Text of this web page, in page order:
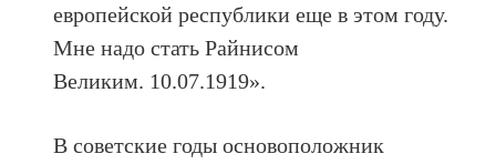
европейской республики еще в этом году.
Мне надо стать Райнисом
Великим. 10.07.1919».
В советские годы основоположник